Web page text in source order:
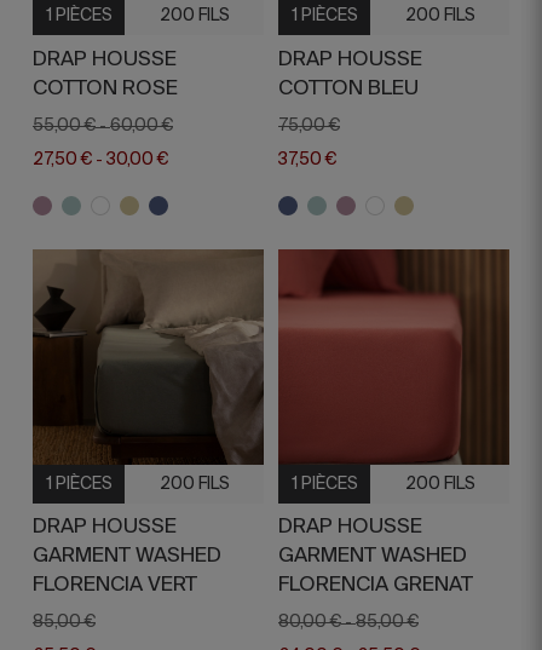
1 PIÈCES 200 FILS
DRAP HOUSSE
COTTON ROSE
55,00 € -60,00 €
27,50 € - 30,00 €
1 PIÈCES 200 FILS
DRAP HOUSSE
COTTON BLEU
75,00 €
37,50 €
1 PIÈCES 200 FILS
DRAP HOUSSE
GARMENT WASHED
FLORENCIA VERT
85,00 €
1 PIÈCES 200 FILS
DRAP HOUSSE
GARMENT WASHED
FLORENCIA GRENAT
80,00 € -85,00 €